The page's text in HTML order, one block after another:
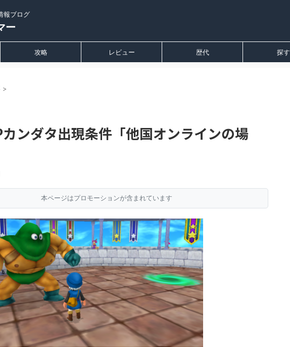
報ブログ
ー
攻略 レビュー 歴代 探す
>
ンダタ出現条件「他国オンラインの場
本ページはプロモーションが含まれています